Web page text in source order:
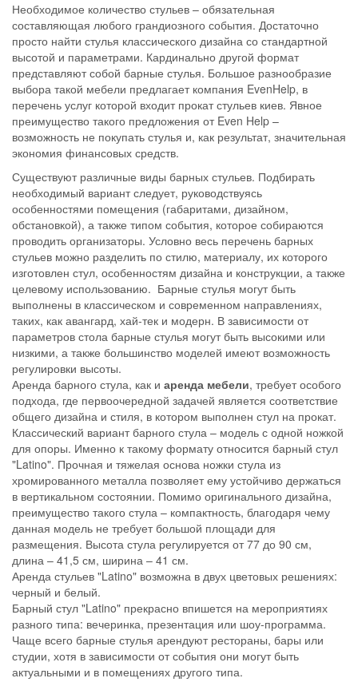
Необходимое количество стульев – обязательная
составляющая любого грандиозного события. Достаточно
просто найти стулья классического дизайна со стандартной
высотой и параметрами. Кардинально другой формат
представляют собой барные стулья. Большое разнообразие
выбора такой мебели предлагает компания EvenHelp, в
перечень услуг которой входит прокат стульев киев. Явное
преимущество такого предложения от Even Help –
возможность не покупать стулья и, как результат, значительная
экономия финансовых средств.
Существуют различные виды барных стульев. Подбирать
необходимый вариант следует, руководствуясь
особенностями помещения (габаритами, дизайном,
обстановкой), а также типом события, которое собираются
проводить организаторы. Условно весь перечень барных
стульев можно разделить по стилю, материалу, их которого
изготовлен стул, особенностям дизайна и конструкции, а также
целевому использованию. Барные стулья могут быть
выполнены в классическом и современном направлениях,
таких, как авангард, хай-тек и модерн. В зависимости от
параметров стола барные стулья могут быть высокими или
низкими, а также большинство моделей имеют возможность
регулировки высоты.
Аренда барного стула, как и аренда мебели, требует особого
подхода, где первоочередной задачей является соответствие
общего дизайна и стиля, в котором выполнен стул на прокат.
Классический вариант барного стула – модель с одной ножкой
для опоры. Именно к такому формату относится барный стул
"Latino". Прочная и тяжелая основа ножки стула из
хромированного металла позволяет ему устойчиво держаться
в вертикальном состоянии. Помимо оригинального дизайна,
преимущество такого стула – компактность, благодаря чему
данная модель не требует большой площади для
размещения. Высота стула регулируется от 77 до 90 см,
длина – 41,5 см, ширина – 41 см.
Аренда стульев "Latino" возможна в двух цветовых решениях:
черный и белый.
Барный стул "Latino" прекрасно впишется на мероприятиях
разного типа: вечеринка, презентация или шоу-программа.
Чаще всего барные стулья арендуют рестораны, бары или
студии, хотя в зависимости от события они могут быть
актуальными и в помещениях другого типа.